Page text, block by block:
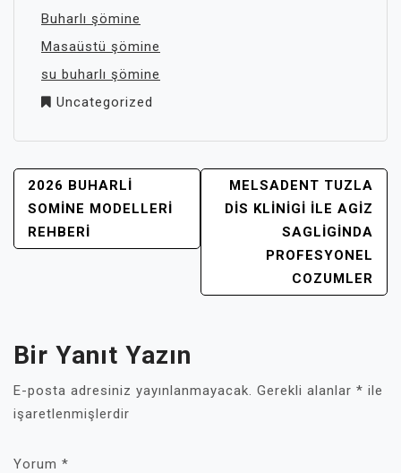
Buharlı şömine
Masaüstü şömine
su buharlı şömine
Uncategorized
YAZI
GEZINMESI
2026 BUHARLI
SOMINE MODELLERI
REHBERI
MELSADENT TUZLA
DIS KLINIGI İLE AGIZ
SAGLIGINDA
PROFESYONEL
COZUMLER
Bir Yanıt Yazın
E-posta adresiniz yayınlanmayacak. Gerekli alanlar * ile
işaretlenmişlerdir
Yorum *